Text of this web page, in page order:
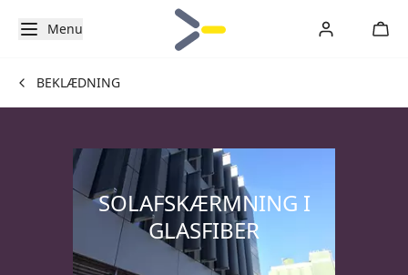
Menu
BEKLÆDNING
SOLAFSKÆRMNING I
GLASFIBER